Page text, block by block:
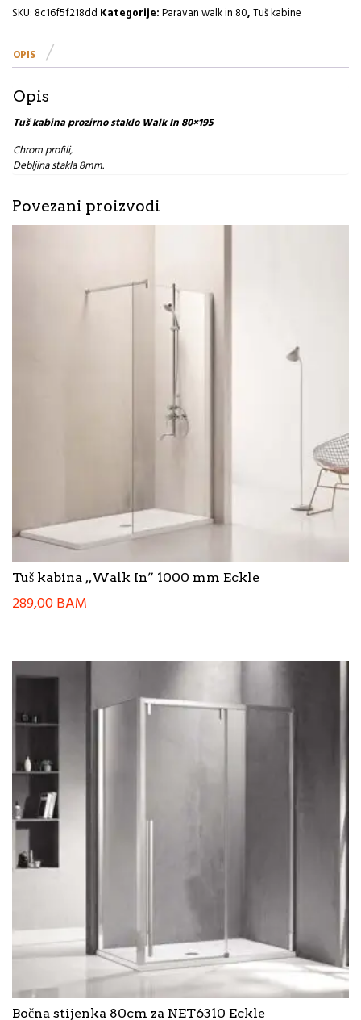
Walk
80×195
SKU: 8c16f5f218dd Kategorije:Paravan walk in 80,Tuš kabine
OPIS
Opis
Tuš kabina prozirno staklo Walk In 80×195
Chrom profili,
Debljina stakla 8mm.
Povezani proizvodi
Tuš kabina ,,Walk In” 1000 mm Eckle
289,00BAM
Bočna stijenka 80cm za NET6310 Eckle